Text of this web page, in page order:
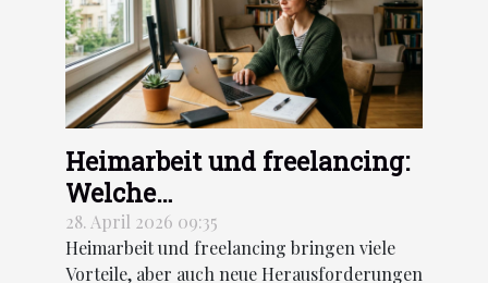
Heimarbeit und freelancing:
Welche
Wohngebäudeversicherung
ist notwendig?
28. April 2026 09:35
Heimarbeit und freelancing bringen viele
Vorteile, aber auch neue Herausforderungen